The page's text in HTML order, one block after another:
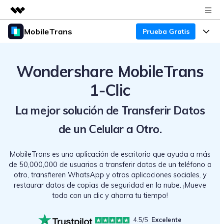
Productos destacados
Utilidades
Resumen
Sala de prensa
Soporte
MobileTrans Prueba Gratis
Transferencia de WhatsApp
Android a iPhone o viceversa. Hace
WhatsApp y más apps sociales.
Respaldo y Restauración
Realiza y restaura copias de
datos, incluyendo los datos de
Precios para Windows
Precios para Mac
Precios para Empresas
Descuentos Educativos
Soporte
Guía de Usuario
Preguntas Frecuentes
Más Soporte
Tendencias
Tendencias
Concursos y eventos
ENCUENTRA MÁS SOLUCIONES
Buscar
Descargar
Wondershare MobileTrans
1-Clic
La mejor solución de Transferir Datos
de un Celular a Otro.
MobileTrans es una aplicación de escritorio que ayuda a más
de 50,000,000 de usuarios a transferir datos de un teléfono a
otro, transfieren WhatsApp y otras aplicaciones sociales, y
restaurar datos de copias de seguridad en la nube. ¡Mueve
todo con un clic y ahorra tu tiempo!
4.5/5 Excelente